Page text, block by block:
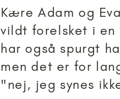
Kære Adam og
vildt forelsket i en
har også spurgt
men det er for
"nej, jeg synes